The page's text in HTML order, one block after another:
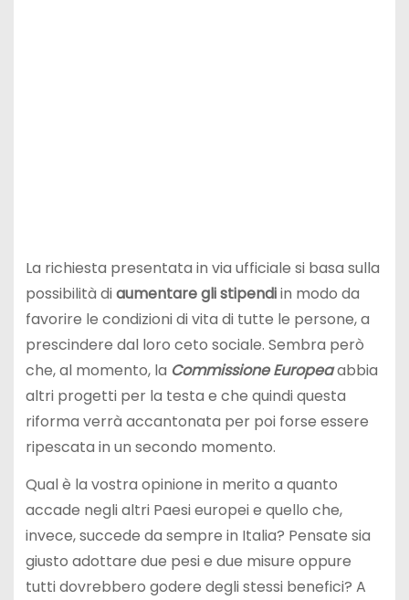
La richiesta presentata in via ufficiale si basa sulla
possibilità diaumentare gli stipendiin modo da
favorire le condizioni di vita di tutte le persone, a
prescindere dal loro ceto sociale. Sembra però
che, al momento, la Commissione Europeaabbia
altri progetti per la testa e che quindi questa
riforma verrà accantonata per poi forse essere
ripescata in un secondo momento.
Qual è la vostra opinione in merito a quanto
accade negli altri Paesi europei e quello che,
invece, succede da sempre in Italia? Pensate sia
giusto adottare due pesi e due misure oppure
tutti dovrebbero godere degli stessi benefici? A